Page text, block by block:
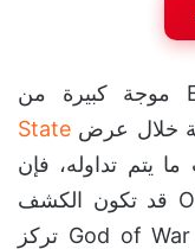
أثار المسرب المعروف Elesnicho موجة كبيرة من
خلال عرض State
يتم تداوله، فإن
الفقرة الأخيرة أو One More Thing قد تكون الكشف
عن لعبة فرعية جديدة من سلسلة God of War تركز